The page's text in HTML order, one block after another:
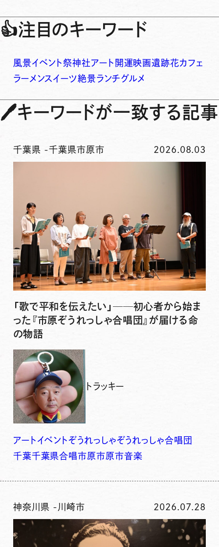
👍注目のキーワード
風景イベント祭神社アート 開運映画遺跡花カフェ
ラーメンスイーツ絶景ランチグルメ
🖊キーワードが一致する記事
千葉県 -千葉県市原市 2026.08.03
「歌で平和を伝えたい」──初心者から始ま
った『市原ぞうれっしゃ合唱団』が届ける命
の物語
トラッキー
アート イベントぞうれっしゃぞうれっしゃ合唱団
千葉千葉県合唱市原市原市音楽
神奈川県 - 川崎市 2026.07.28